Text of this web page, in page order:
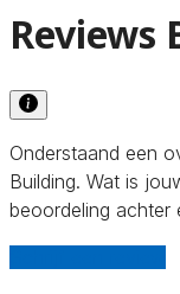
Reviews
Onderstaand een
Building. Wat is
beoordeling achter